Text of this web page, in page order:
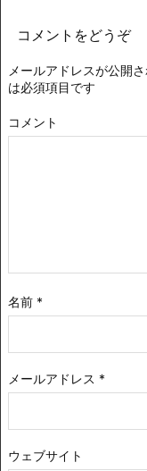
コメントをどうぞ
メールアドレスが公開
は必須項目です
コメント
名前 *
メールアドレス *
ウェブサイト